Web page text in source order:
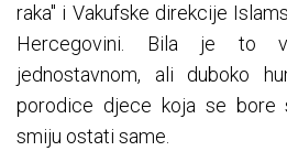
raka" i Vakufske direkcije
Hercegovini. Bila je to
jednostavnom, ali duboko
porodice djece koja se bore
smiju ostati same.